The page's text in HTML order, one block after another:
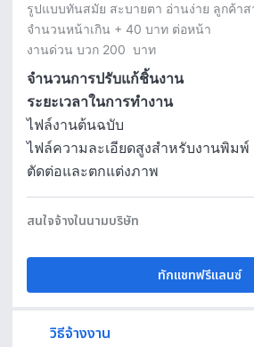
รูปแบบทันสมัย สะบายตา อ่านง่าย ลูกค้า
จำนวนหน้าเกิน + 40 บาท ต่อหน้า
งานด่วน บวก 200  บาท
จำนวนการปรับแก้ชิ้นงาน
ระยะเวลาในการทำงาน
ไฟล์งานต้นฉบับ
ไฟล์ความละเอียดสูงสำหรับงานพิม
ตัดต่อและตกแต่งภาพ
สนใจจ้างในนามบริษัท
ทักแชทฟรีแลนซ์
วิธีจ้างงาน